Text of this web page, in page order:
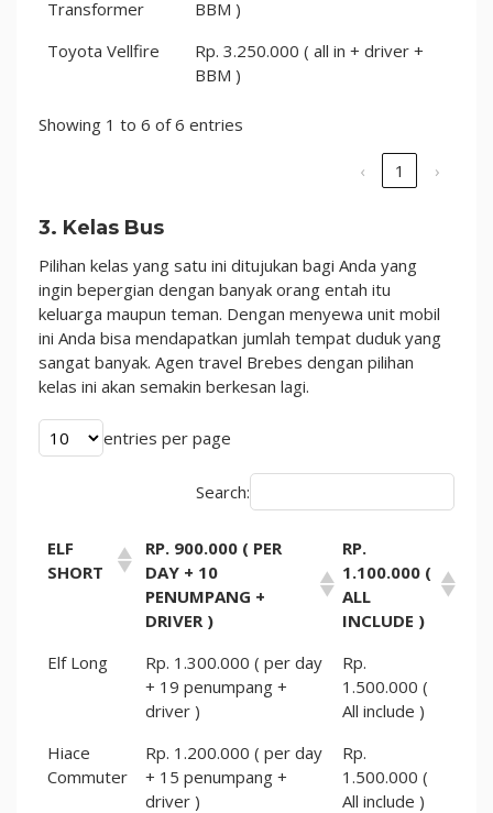
Transformer
BBM )
Toyota Vellfire
Rp. 3.250.000 ( all in + driver +
BBM )
Showing 1 to 6 of 6 entries
‹ 1 ›
3. Kelas Bus
Pilihan kelas yang satu ini ditujukan bagi Anda yang
ingin bepergian dengan banyak orang entah itu
keluarga maupun teman. Dengan menyewa unit mobil
ini Anda bisa mendapatkan jumlah tempat duduk yang
sangat banyak. Agen travel Brebes dengan pilihan
kelas ini akan semakin berkesan lagi.
entries per page
Search:
ELF
SHORT
RP. 900.000 ( PER
DAY + 10
PENUMPANG +
DRIVER )
RP.
1.100.000 (
ALL
INCLUDE )
Elf Long
Rp. 1.300.000 ( per day
+ 19 penumpang +
driver )
Rp.
1.500.000 (
All include )
Hiace
Commuter
Rp. 1.200.000 ( per day
+ 15 penumpang +
driver )
Rp.
1.500.000 (
All include )